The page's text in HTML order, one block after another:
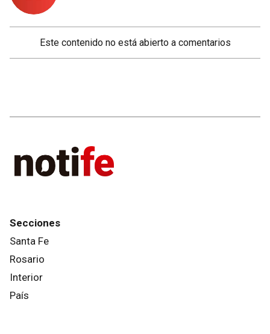
Este contenido no está abierto a comentarios
Secciones
Santa Fe
Rosario
Interior
País